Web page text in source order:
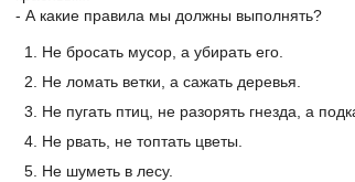
- А какие правила мы должны выполнять?
Не бросать мусор, а убирать его.
Не ломать ветки, а сажать деревья.
Не пугать птиц, не разорять гнезда, а
Не рвать, не топтать цветы.
Не шуметь в лесу.